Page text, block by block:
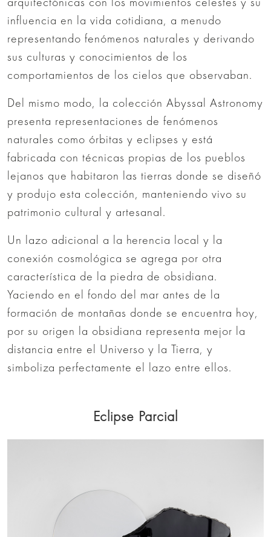
influencia en la vida cotidiana, a menudo
representando fenómenos naturales y derivando
sus culturas y conocimientos de los
comportamientos de los cielos que observaban.
Del mismo modo, la colección Abyssal Astronomy
presenta representaciones de fenómenos
naturales como órbitas y eclipses y está
fabricada con técnicas propias de los pueblos
lejanos que habitaron las tierras donde se diseñó
y produjo esta colección, manteniendo vivo su
patrimonio cultural y artesanal.
Un lazo adicional a la herencia local y la
conexión cosmológica se agrega por otra
característica de la piedra de obsidiana.
Yaciendo en el fondo del mar antes de la
formación de montañas donde se encuentra hoy,
por su origen la obsidiana representa mejor la
distancia entre el Universo y la Tierra, y
simboliza perfectamente el lazo entre ellos.
Eclipse Parcial